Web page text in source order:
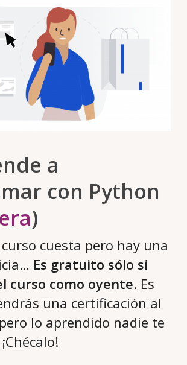
a
con Python
)
cuesta pero hay una
Es gratuito sólo si
curso como oyente. Es
una certificación al
lo aprendido nadie te